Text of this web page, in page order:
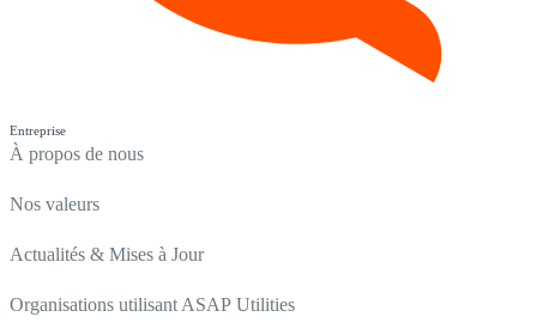
Entreprise
À propos de nous
Nos valeurs
Actualités & Mises à Jour
Organisations utilisant ASAP Utilities